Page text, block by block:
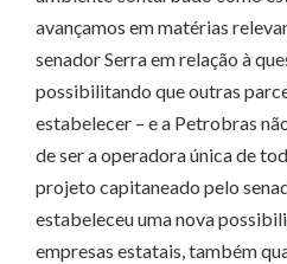
avançamos em matérias
senador Serra em relação à
possibilitando que outras
estabelecer – e a Petrobras
de ser a operadora única de
projeto capitaneado pelo
estabeleceu uma nova
empresas estatais, também